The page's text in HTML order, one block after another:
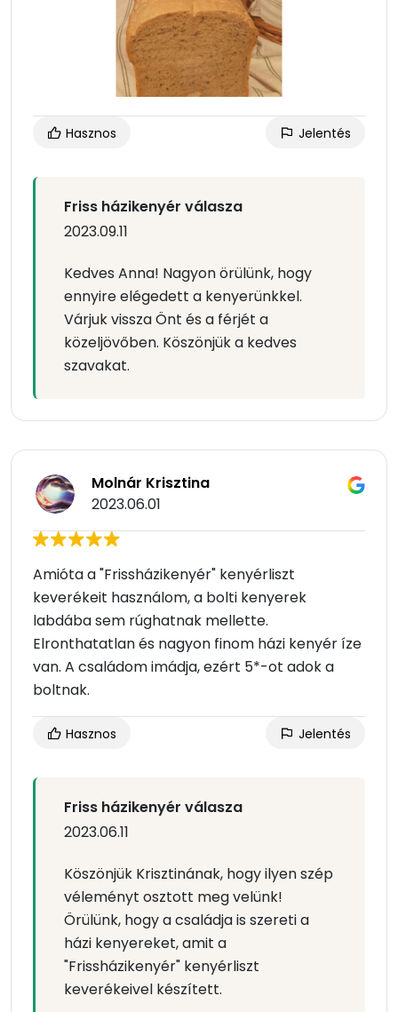
Hasznos Jelentés
Friss házikenyér válasza
2023.09.11
Kedves Anna! Nagyon örülünk, hogy
ennyire elégedett a kenyerünkkel.
Várjuk vissza Önt és a férjét a
közeljövőben. Köszönjük a kedves
szavakat.
Molnár Krisztina
2023.06.01
Amióta a "Frissházikenyér" kenyérliszt
keverékeit használom, a bolti kenyerek
labdába sem rúghatnak mellette.
Elronthatatlan és nagyon finom házi kenyér íze
van. A családom imádja, ezért 5*-ot adok a
boltnak.
Hasznos Jelentés
Friss házikenyér válasza
2023.06.11
Köszönjük Krisztinának, hogy ilyen szép
véleményt osztott meg velünk!
Örülünk, hogy a családja is szereti a
házi kenyereket, amit a
"Frissházikenyér" kenyérliszt
keverékeivel készített.